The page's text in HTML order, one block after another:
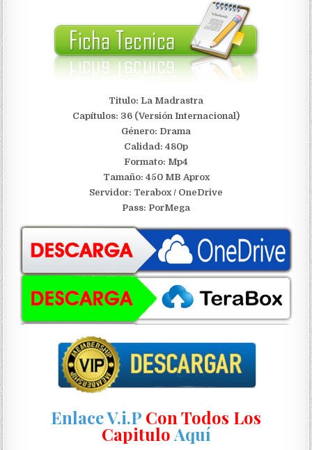
Titulo: La Madrastra
Capítulos: 36 (Versión Internacional)
Género: Drama
Calidad: 480p
Formato: Mp4
Tamaño: 450 MB Aprox
Servidor: Terabox / OneDrive
Pass: PorMega
Enlace V.i.P Con Todos Los
Capitulo Aquí